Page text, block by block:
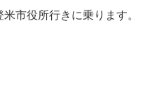
市役所行きに乗ります。